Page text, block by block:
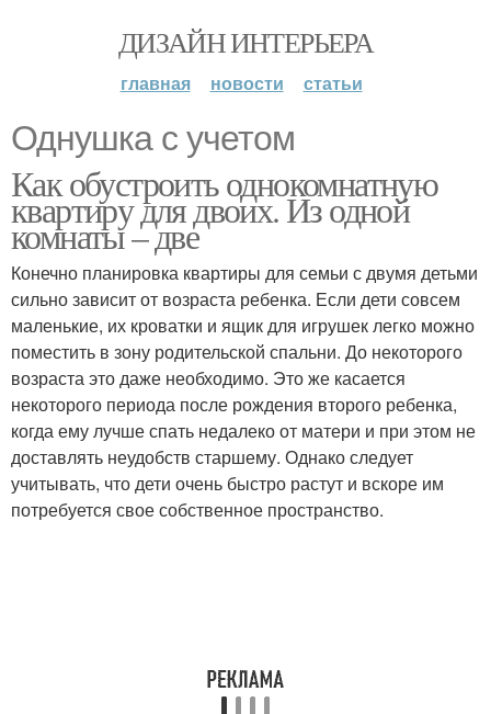
ДИЗАЙН ИНТЕРЬЕРА
главная новости статьи
Однушка с учетом
Как обустроить однокомнатную
квартиру для двоих. Из одной
комнаты – две
Конечно планировка квартиры для семьи с двумя детьми
сильно зависит от возраста ребенка. Если дети совсем
маленькие, их кроватки и ящик для игрушек легко можно
поместить в зону родительской спальни. До некоторого
возраста это даже необходимо. Это же касается
некоторого периода после рождения второго ребенка,
когда ему лучше спать недалеко от матери и при этом не
доставлять неудобств старшему. Однако следует
учитывать, что дети очень быстро растут и вскоре им
потребуется свое собственное пространство.